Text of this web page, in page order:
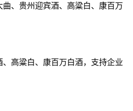
、贵州迎宾酒、高粱白、康百万
高粱白、康百万白酒，支持企业